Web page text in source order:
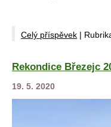
Celý příspěvek |
Rekondice Březejc
19. 5. 2020